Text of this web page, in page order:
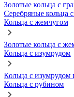
Золотые кольца с
Серебряные кольца
Кольца с жемчугом
Золотые кольца с
Кольца с изумрудом
Кольца с изумрудом
Кольца с рубином